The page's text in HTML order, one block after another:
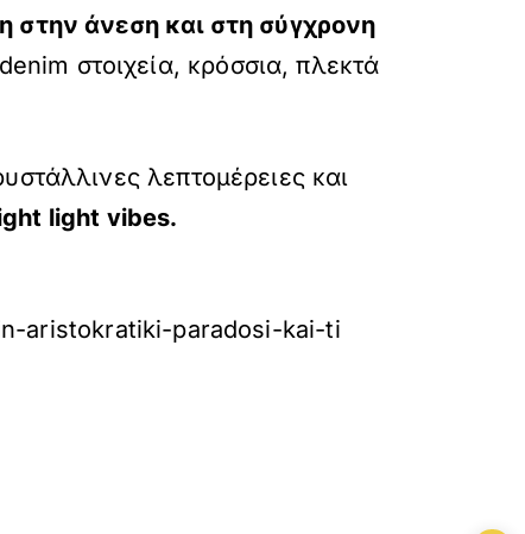
στην άνεση και στη σύγχρονη
στοιχεία, κρόσσια, πλεκτά
λεπτομέρειες και
light vibes.
aristokratiki-paradosi-kai-ti